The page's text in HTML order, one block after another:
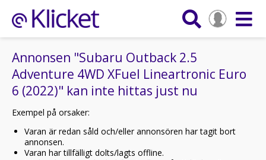
Annonsen "Subaru Outback 2.5
Adventure 4WD XFuel Lineartronic Euro
6 (2022)" kan inte hittas just nu
Exempel på orsaker:
Varan är redan såld och/eller annonsören har tagit bort
annonsen.
Varan har tillfälligt dolts/lagts offline.